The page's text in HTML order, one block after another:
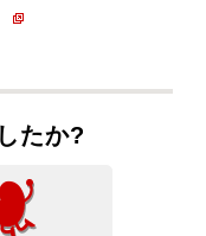
たか?